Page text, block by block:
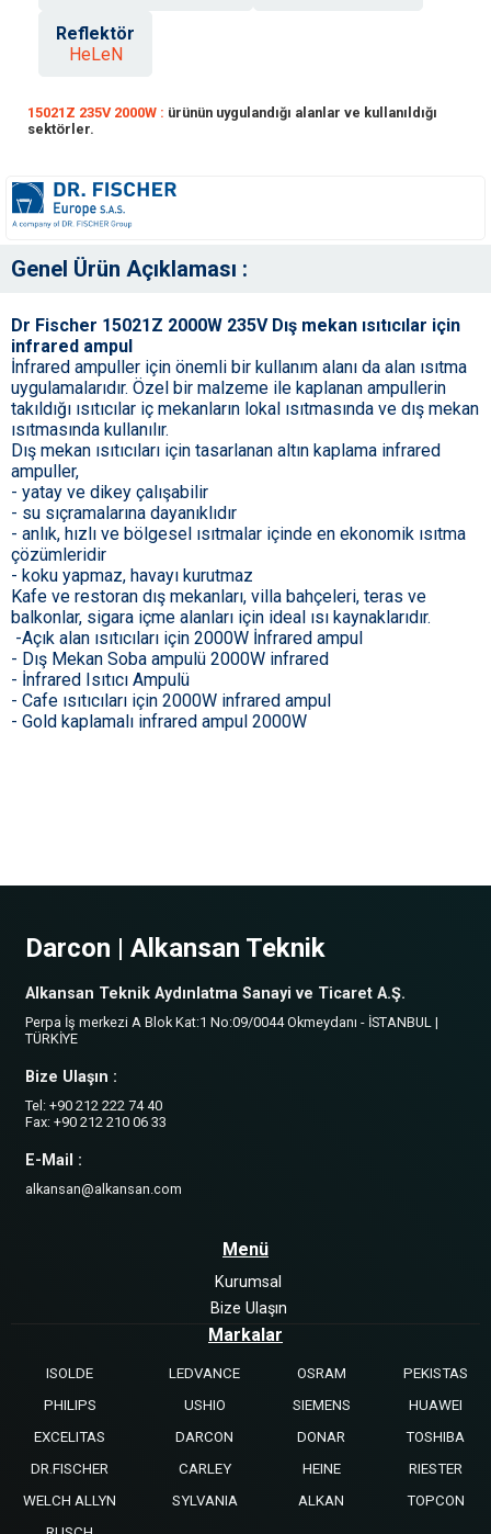
Reflektör
HeLeN
15021Z 235V 2000W : ürünün uygulandığı alanlar ve kullanıldığı
sektörler.
Genel Ürün Açıklaması :
Dr Fischer 15021Z 2000W 235V Dış mekan ısıtıcılar için
infrared ampul
İnfrared ampuller için önemli bir kullanım alanı da alan ısıtma
uygulamalarıdır. Özel bir malzeme ile kaplanan ampullerin
takıldığı ısıtıcılar iç mekanların lokal ısıtmasında ve dış mekan
ısıtmasında kullanılır.
Dış mekan ısıtıcıları için tasarlanan altın kaplama infrared
ampuller,
- yatay ve dikey çalışabilir
- su sıçramalarına dayanıklıdır
- anlık, hızlı ve bölgesel ısıtmalar içinde en ekonomik ısıtma
çözümleridir
- koku yapmaz, havayı kurutmaz
Kafe ve restoran dış mekanları, villa bahçeleri, teras ve
balkonlar, sigara içme alanları için ideal ısı kaynaklarıdır.
-Açık alan ısıtıcıları için 2000W İnfrared ampul
- Dış Mekan Soba ampulü 2000W infrared
- İnfrared Isıtıcı Ampulü
- Cafe ısıtıcıları için 2000W infrared ampul
- Gold kaplamalı infrared ampul 2000W
Darcon | Alkansan Teknik
Alkansan Teknik Aydınlatma Sanayi ve Ticaret A.Ş.
Perpa İş merkezi A Blok Kat:1 No:09/0044 Okmeydanı - İSTANBUL |
TÜRKİYE
Bize Ulaşın :
Tel: +90 212 222 74 40
Fax: +90 212 210 06 33
E-Mail :
alkansan@alkansan.com
Menü
Kurumsal
Bize Ulaşın
Markalar
ISOLDE LEDVANCE OSRAM
PEKISTAS
PHILIPS
USHIO SIEMENS
HUAWEI
EXCELITAS
DARCON DONAR
TOSHIBA
DR.FISCHER
CARLEY HEINE
RIESTER
WELCH ALLYN
SYLVANIA ALKAN
TOPCON